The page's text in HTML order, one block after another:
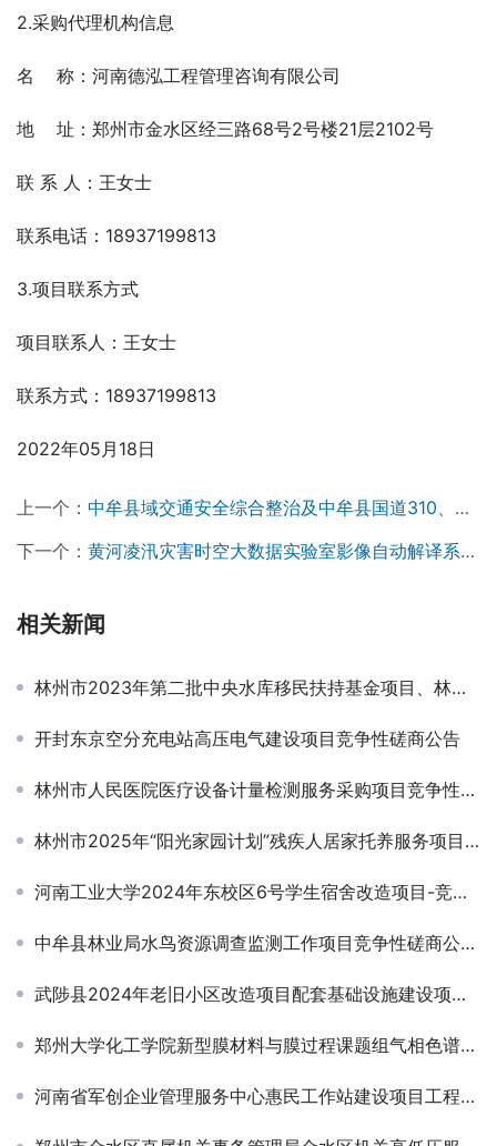
2.采购代理机构信息
名    称：河南德泓工程管理咨询有限公司
地    址：郑州市金水区经三路68号2号楼21层2102号
联 系 人：王女士
联系电话：18937199813
3.项目联系方式
项目联系人：王女士
联系方式：18937199813
2022年05月18日
上一个： 中牟县域交通安全综合整治及中牟县国道310、省道S312交通安全隐患整治工程施工招标公告
下一个： 黄河凌汛灾害时空大数据实验室影像自动解译系统采购项目竞争性磋商公告
相关新闻
林州市2023年第二批中央水库移民扶持基金项目、林州市2023年第二批地方水库移民扶持基金项目、林州市2024年中央水库移民扶持基金项目工程监理竞争性谈判公告
开封东京空分充电站高压电气建设项目竞争性磋商公告
林州市人民医院医疗设备计量检测服务采购项目竞争性磋商公告
林州市2025年“阳光家园计划”残疾人居家托养服务项目竞争性磋商公告
河南工业大学2024年东校区6号学生宿舍改造项目-竞争性磋商公告
中牟县林业局水鸟资源调查监测工作项目竞争性磋商公告￼
武陟县2024年老旧小区改造项目配套基础设施建设项目（小区红线内）招标公告（不见面开标）
郑州大学化工学院新型膜材料与膜过程课题组气相色谱仪采购项目询价公告
河南省军创企业管理服务中心惠民工作站建设项目工程造价单位遴选入围项目-招标公告￼